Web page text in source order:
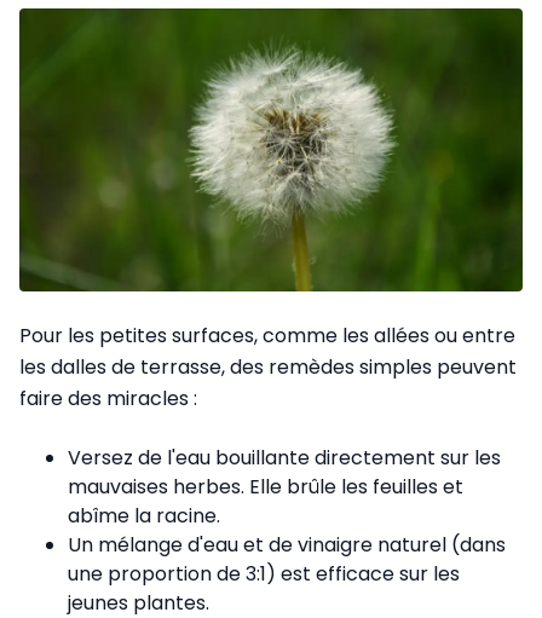
Pour les petites surfaces, comme les allées ou entre
les dalles de terrasse, des remèdes simples peuvent
faire des miracles :
Versez de l'eau bouillante directement sur les
mauvaises herbes. Elle brûle les feuilles et
abîme la racine.
Un mélange d'eau et de vinaigre naturel (dans
une proportion de 3:1) est efficace sur les
jeunes plantes.